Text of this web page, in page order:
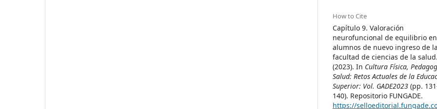
How to Cite
Capítulo 9. Valoración
neurofuncional de equilibrio en
alumnos de nuevo ingreso de la
facultad de ciencias de la salud.
(2023). In Cultura Física,
Salud: Retos Actuales de la
Superior: Vol. GADE2023 (pp.
140). Repositorio FUNGADE.
https://